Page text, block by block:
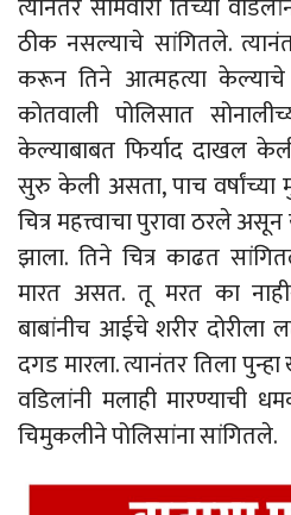
त्यानंतर सोमवारी तिच्या
ठीक नसल्याचे सांगितले.
करून तिने आत्महत्या केल्याचे
कोतवाली पोलिसात
केल्याबाबत फिर्याद दाखल
सुरु केली असता, पाच
चित्र महत्त्वाचा पुरावा ठरले
झाला. तिने चित्र काढत
मारत असत. तू मरत का
बाबांनीच आईचे शरीर
दगड मारला. त्यानंतर तिला
वडिलांनी मलाही मारण्याची
चिमुकलीने पोलिसांना सांगितले.